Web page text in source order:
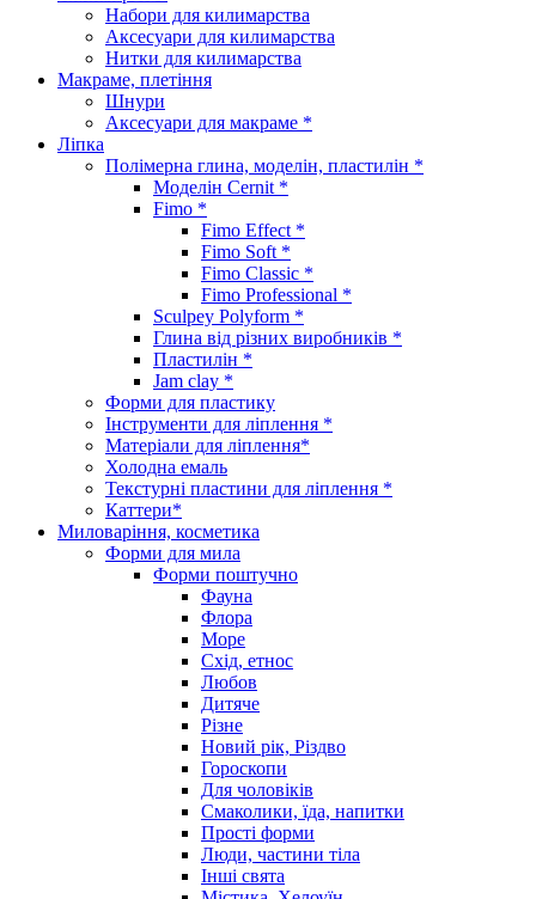
Набори для килимарства
Аксесуари для килимарства
Нитки для килимарства
Макраме, плетіння
Шнури
Аксесуари для макраме *
Ліпка
Полімерна глина, моделін, пластилін *
Моделін Cernit *
Fimo *
Fimo Effect *
Fimo Soft *
Fimo Classic *
Fimo Professional *
Sculpey Polyform *
Глина від різних виробників *
Пластилін *
Jam clay *
Форми для пластику
Інструменти для ліплення *
Матеріали для ліплення*
Холодна емаль
Текстурні пластини для ліплення *
Каттери*
Миловаріння, косметика
Форми для мила
Форми поштучно
Фауна
Флора
Море
Схід, етнос
Любов
Дитяче
Різне
Новий рік, Різдво
Гороскопи
Для чоловіків
Смаколики, їда, напитки
Прості форми
Люди, частини тіла
Інші свята